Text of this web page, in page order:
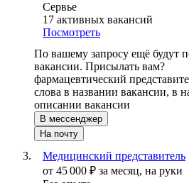
Сервье
17 активных вакансий
Посмотреть
По вашему запросу ещё будут
вакансии. Присылать вам?
фармацевтический
слова в названии вакансии, в
описании вакансии
В мессенджер
На почту
Медицинский представитель
от 45 000 ₽ за месяц, на руки